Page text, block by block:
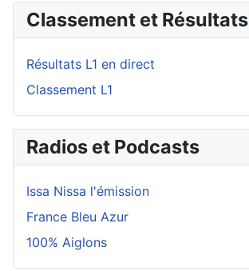
Classement et Résultats
Résultats L1 en direct
Classement L1
Radios et Podcasts
Issa Nissa l'émission
France Bleu Azur
100% Aiglons